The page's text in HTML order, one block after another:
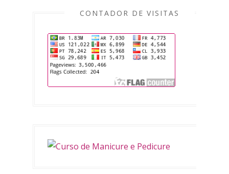
CONTADOR DE VISITAS